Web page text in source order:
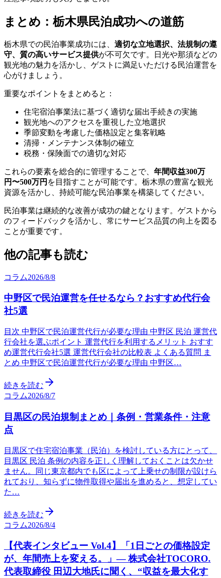
まとめ：栃木県民泊成功への道筋
栃木県での民泊事業成功には、 適切な立地選択、法規制の遵
守、質の高いサービス提供が不可欠です。日光や那須などの
観光地の魅力を活かし、ゲストに満足いただける民泊運営を
心がけましょう。
重要なポイントをまとめると：
住宅宿泊事業法に基づく適切な届出手続きの実施
観光地へのアクセスを重視した立地選択
季節変動を考慮した価格設定と集客戦略
清掃・メンテナンス体制の確立
税務・保険面での適切な対応
これらの要素を総合的に管理することで、 年間収益300万
円〜500万円 を目指すことが可能です。栃木県の豊富な観光
資源を活かし、持続可能な民泊事業を構築してください。
民泊事業は継続的な改善が成功の鍵となります。ゲストから
のフィードバックを活かし、常にサービス品質の向上を図る
ことが重要です。
他の記事も読む
コラム2026/8/8
中野区で民泊運営を任せるなら？おすすめ代行会
社5選
目次 中野区で民泊運営代行が必要な理由 中野区 民泊 運営代
行会社を選ぶポイント 運営代行を利用するメリット おすす
め運営代行会社5選 運営代行会社の比較表 よくある質問 ま
とめ 中野区で民泊運営代行が必要な理由 中野区…
続きを読む
コラム2026/8/7
目黒区の民泊規制まとめ｜条例・営業条件・注意
点
目黒区で住宅宿泊事業（民泊）を検討している方にとって、
目黒区 民泊 条例の内容を正しく理解しておくことは欠かせ
ません。同じ東京都内でも区によって上乗せの制限が設けら
れており、知らずに物件取得や届出を進めると、想定してい
た…
続きを読む
コラム2026/8/4
【代表インタビュー Vol.4】「1日ごとの価格設定
が、年間売上を変える。」— 株式会社TOCORO.
代表取締役 田辺大地氏に聞く、“収益を最大化す